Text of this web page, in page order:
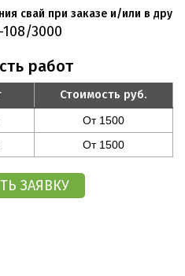
свай при заказе и/или в
3000
работ
Стоимость руб.
От 1500
От 1500